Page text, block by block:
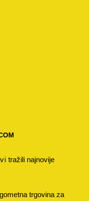
tražili najnovije
trgovina za